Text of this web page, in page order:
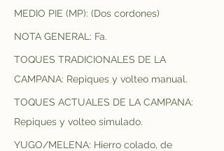
MEDIO PIE (MP): (Dos cordones)
NOTA GENERAL: Fa.
TOQUES TRADICIONALES DE LA
CAMPANA: Repiques y volteo manual.
TOQUES ACTUALES DE LA CAMPANA:
Repiques y volteo simulado.
YUGO/MELENA: Hierro colado, de